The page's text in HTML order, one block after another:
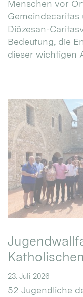
Menschen vor
Diözesan-
Bedeutung, die
dieser wichtigen
23. Juli 2026
52 Jugendliche